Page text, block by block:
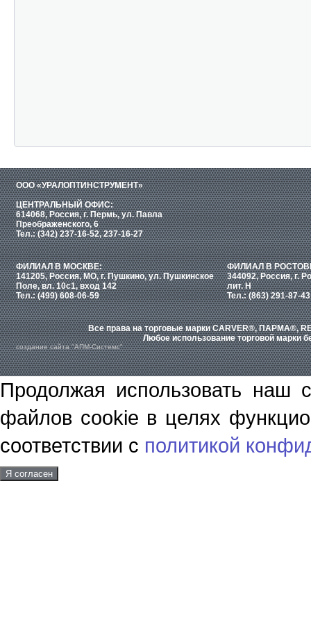
ООО «УРАЛОПТИНСТРУМЕНТ»
ЦЕНТРАЛЬНЫЙ ОФИС:
614068, Россия, г. Пермь, ул. Павла
Преображенского, 6
Тел.: (342) 237-16-52, 237-16-27
ФИЛИАЛ В МОСКВЕ:
141205, Россия, МО, г. Пушкино, ул. Пушкинское
Поле, вл. 10с1, вход 142
Тел.: (499) 608-06-59
ФИЛИАЛ В
344092, Россия, г.
лит. Н
Тел.: (863) 291-87-43
Все права на торговые марки CARVER®, ПАРМА®,
Любое использование торговой марки
создание сайта "АПМ-Системс"
Продолжая использовать наш
файлов cookie в целях
соответствии с политикой
Я согласен